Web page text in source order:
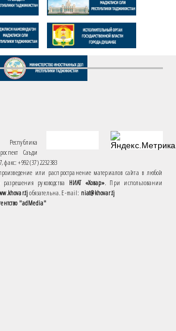
Саъди
факс: +992 (37) 2232383
или распространение материалов сайта в любой
руководства НИАТ «Ховар». При использовании
обязательна. E-mail: niat@khovar.tj
"adMedia"